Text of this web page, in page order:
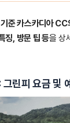
준 카스카디아 CC
징, 방문 팁 등을 상
린피 요금 및